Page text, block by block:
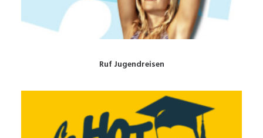
Ruf Jugendreisen